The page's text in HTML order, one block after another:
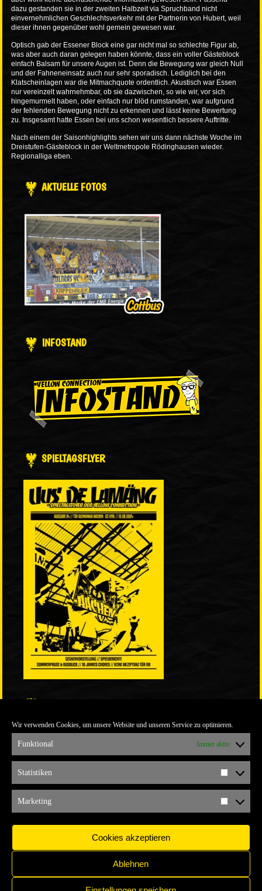
Wir verwenden Cookies, um unsere Website und unseren Service zu optimieren.
Funktional Immer aktiv
Statistiken
Marketing
Cookies akzeptieren
Ablehnen
dazu gestanden sie in der zweiten Halbzeit via Spruchband nicht
einvernehmlichen Geschlechtsverkehr mit der Partnerin von Hubert, weil
dieser ihnen gegenüber wohl gemein gewesen war.
Optisch gab der Essener Block eine gar nicht mal so schlechte Figur ab,
was aber auch daran gelegen haben könnte, dass ein voller Gästeblock
einfach Balsam für unsere Augen ist. Denn die Bewegung war gleich Null
und der Fahneneinsatz auch nur sehr sporadisch. Lediglich bei den
Klatscheinlagen war die Mitmachquote ordentlich. Akustisch war Essen
nur vereinzelt wahrnehmbar, ob sie dazwischen, so wie wir, vor sich
hingemurmelt haben, oder einfach nur blöd rumstanden, war aufgrund
der fehlenden Bewegung nicht zu erkennen und lässt keine Bewertung
zu. Insgesamt hatte Essen bei uns schon wesentlich bessere Auftritte.
Nach einem der Saisonhighlights sehen wir uns dann nächste Woche im
Dreistufen-Gästeblock in der Weltmetropole Rödinghausen wieder.
Regionalliga eben.
AKTUELLE FOTOS
INFOSTAND
SPIELTAGSFLYER
ULTRABLOG DER YELLOW CONNECTION
ALEMANNIA VERKAUFT MAN NICHT
ARCHIV
ARCHIV